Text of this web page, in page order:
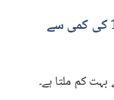
کیا سبزی خور لوگوں کی جلد بی12 کی کمی سے
غذا سے بہت کم ملتا ہے۔